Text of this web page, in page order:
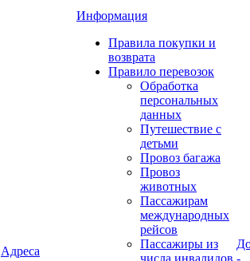
Адреса
Информация
Правила покупки и
возврата
Правило перевозок
Обработка
персональных
данных
Путешествие с
детьми
Провоз багажа
Провоз
животных
Пассажирам
международных
рейсов
Пассажиры из
числа инвалидов -